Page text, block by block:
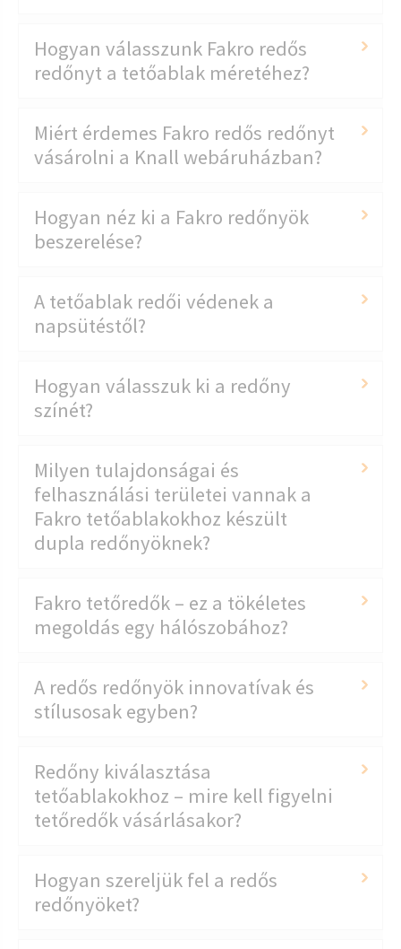
Hogyan válasszunk Fakro redős
redőnyt a tetőablak méretéhez?
Miért érdemes Fakro redős redőnyt
vásárolni a Knall webáruházban?
Hogyan néz ki a Fakro redőnyök
beszerelése?
A tetőablak redői védenek a
napsütéstől?
Hogyan válasszuk ki a redőny
színét?
Milyen tulajdonságai és
felhasználási területei vannak a
Fakro tetőablakokhoz készült
dupla redőnyöknek?
Fakro tetőredők – ez a tökéletes
megoldás egy hálószobához?
A redős redőnyök innovatívak és
stílusosak egyben?
Redőny kiválasztása
tetőablakokhoz – mire kell figyelni
tetőredők vásárlásakor?
Hogyan szereljük fel a redős
redőnyöket?